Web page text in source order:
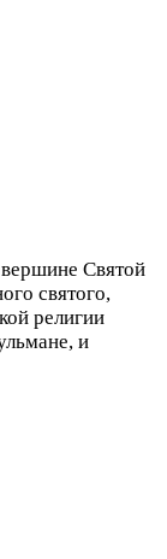
Святой
святого,
религии
и